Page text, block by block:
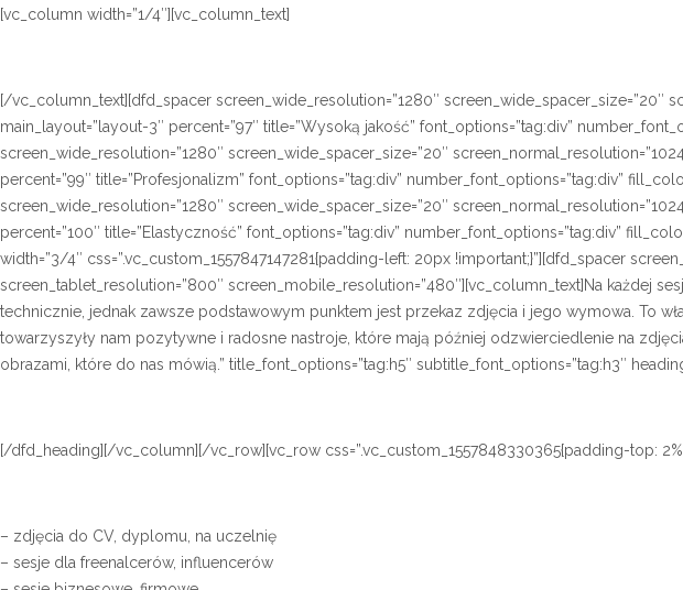
[vc_column width=”1/4″][vc_column_text]
[/vc_column_text][dfd_spacer screen_wide_resolution=”1280″
main_layout=”layout-3″ percent=”97″ title=”Wysoką jakość” font_options=”tag:div”
screen_wide_resolution=”1280″ screen_wide_spacer_size=”20″
percent=”99″ title=”Profesjonalizm” font_options=”tag:div” number_font_options=”tag:div”
screen_wide_resolution=”1280″ screen_wide_spacer_size=”20″
percent=”100″ title=”Elastyczność” font_options=”tag:div” number_font_options=”tag:div”
width=”3/4″ css=”.vc_custom_1557847147281{padding-left: 20px !important;}”][dfd_spacer
screen_tablet_resolution=”800″ screen_mobile_resolution=”480″][vc_column_text]Na
technicznie, jednak zawsze podstawowym punktem jest przekaz zdjęcia i jego wymowa. To
towarzyszyły nam pozytywne i radosne nastroje, które mają później odzwierciedlenie na
obrazami, które do nas mówią.” title_font_options=”tag:h5″ subtitle_font_options=”tag:h3″
[/dfd_heading][/vc_column][/vc_row][vc_row css=”.vc_custom_1557848330365{padding-top:
– zdjęcia do CV, dyplomu, na uczelnię
– sesje dla freenalcerów, influencerów